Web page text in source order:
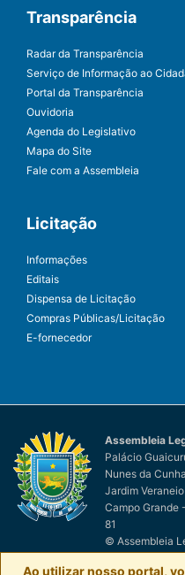
Transparência
Radar da Transparência
Serviço de Informação ao
Portal da Transparência
Ouvidoria
Agenda do Legislativo
Mapa do Site
Fale com a Assembleia
Licitação
Informações
Editais
Dispensa de Licitação
Compras Públicas/Licitação
E-fornecedor
Assembleia
Palácio
Nunes da
Jardim
Campo
81
© Assembleia
Ao utilizar nosso portal,